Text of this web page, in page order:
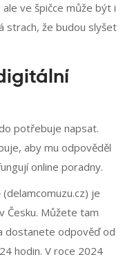
ve špičce může být i
strach, že budou slyšet
potřebuje napsat.
aby mu odpověděl
online poradny.
(delamcomuzu.cz) je
Česku. Můžete tam
dostanete odpověď od
hodin. V roce 2024